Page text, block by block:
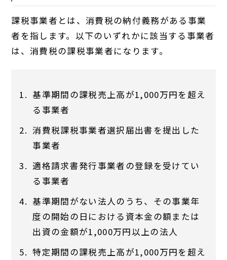
課税事業者とは、消費税の納付義務がある事業
者を指します。以下のいずれかに該当する事業者
は、消費税の課税事業者になります。
基準期間の課税売上高が1,000万円を超え
る事業者
消費税課税事業者選択届出書を提出した
事業者
適格請求書発行事業者の登録を受けてい
る事業者
基準期間がない法人のうち、その事業年
度の開始の日における資本金の額または
出資の金額が1,000万円以上の法人
特定期間の課税売上高が1,000万円を超え